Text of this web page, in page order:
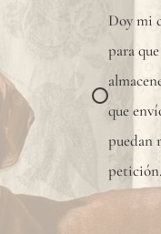
Doy mi
para
que
puedan
petición.